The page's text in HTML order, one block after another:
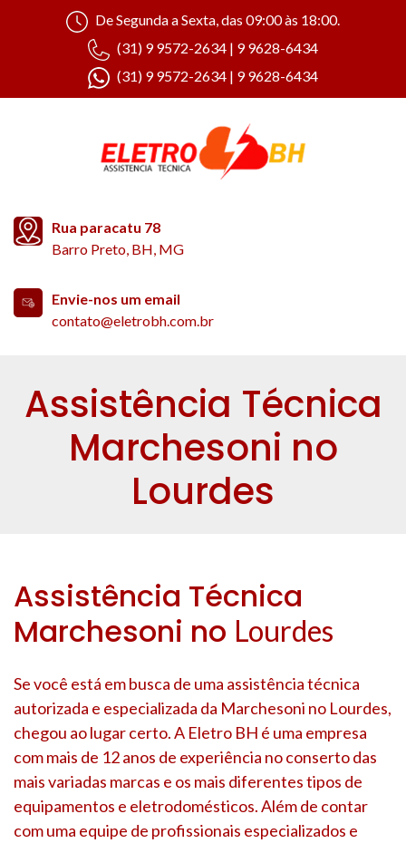
De Segunda a Sexta, das 09:00 às 18:00.
(31) 9 9572-2634 | 9 9628-6434
(31) 9 9572-2634 | 9 9628-6434
Rua paracatu 78
Barro Preto, BH, MG
Envie-nos um email
contato@eletrobh.com.br
Assistência Técnica
Marchesoni no
Lourdes
Assistência Técnica
Marchesoni no Lourdes
Se você está em busca de uma assistência técnica
autorizada e especializada da Marchesoni no Lourdes,
chegou ao lugar certo. A Eletro BH é uma empresa
com mais de 12 anos de experiência no conserto das
mais variadas marcas e os mais diferentes tipos de
equipamentos e eletrodomésticos. Além de contar
com uma equipe de profissionais especializados e